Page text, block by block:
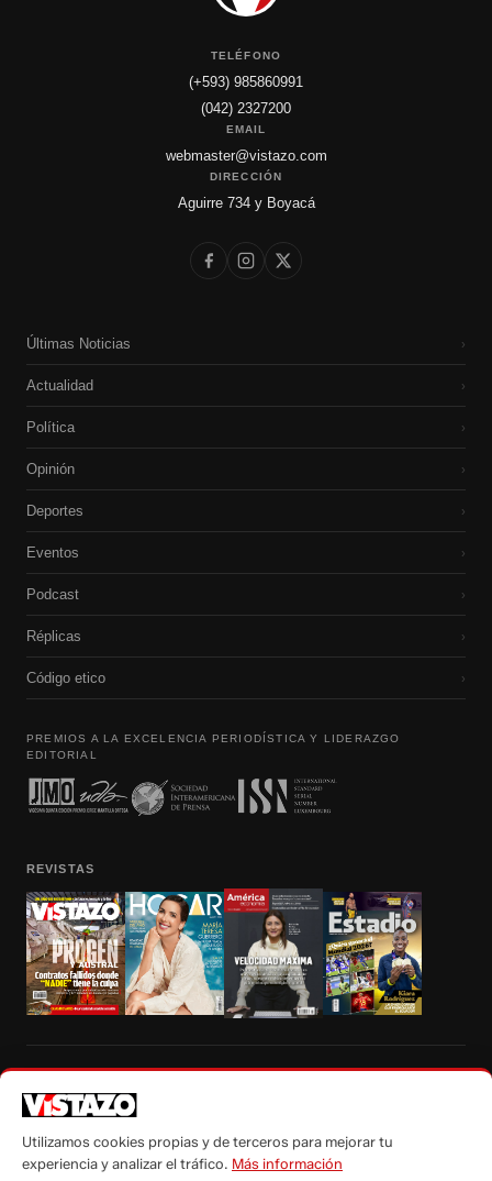
TELÉFONO
(+593) 985860991
(042) 2327200
EMAIL
webmaster@vistazo.com
DIRECCIÓN
Aguirre 734 y Boyacá
Últimas Noticias ›
Actualidad ›
Política ›
Opinión ›
Deportes ›
Eventos ›
Podcast ›
Réplicas ›
Código etico ›
PREMIOS A LA EXCELENCIA PERIODÍSTICA Y LIDERAZGO
EDITORIAL
REVISTAS
autorización escrita de su titular, de todos los contenidos de Vistazo.com.
Utilizamos cookies propias y de terceros para mejorar tu
experiencia y analizar el tráfico. Más información